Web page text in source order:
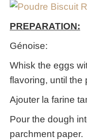
PREPARATION:
Génoise:
Whisk the eggs
flavoring, until the
Ajouter la farine
Pour the dough
parchment paper.